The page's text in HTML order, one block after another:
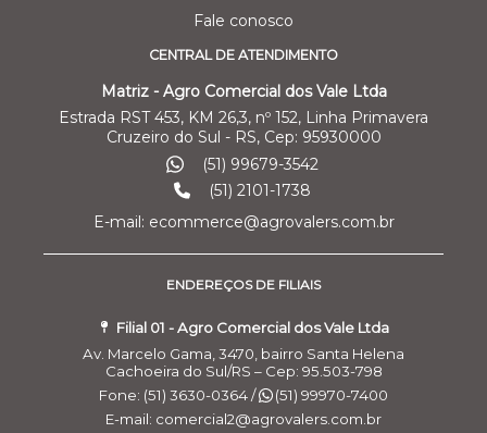
Fale conosco
CENTRAL DE ATENDIMENTO
Matriz - Agro Comercial dos Vale Ltda
Estrada RST 453, KM 26,3, nº 152, Linha Primavera
Cruzeiro do Sul - RS, Cep: 95930000
(51) 99679-3542
(51) 2101-1738
E-mail: ecommerce@agrovalers.com.br
ENDEREÇOS DE FILIAIS
Filial 01 - Agro Comercial dos Vale Ltda
Av. Marcelo Gama, 3470, bairro Santa Helena
Cachoeira do Sul/RS – Cep: 95.503-798
Fone: (51) 3630-0364 /
(51) 99970-7400
E-mail: comercial2@agrovalers.com.br